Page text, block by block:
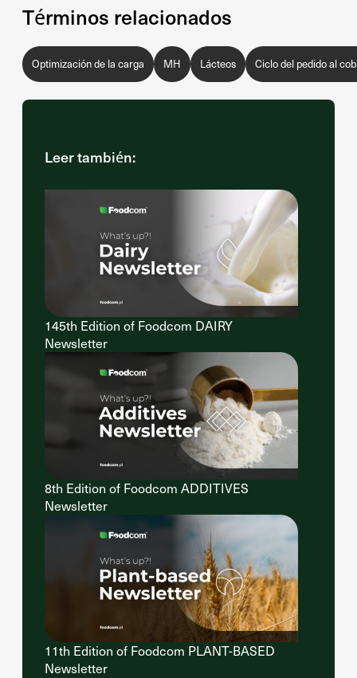
Términos relacionados
Optimización de la carga MH Lácteos Ciclo del pedido al
Leer también:
145th Edition of Foodcom DAIRY
Newsletter
8th Edition of Foodcom ADDITIVES
Newsletter
11th Edition of Foodcom PLANT-BASED
Newsletter